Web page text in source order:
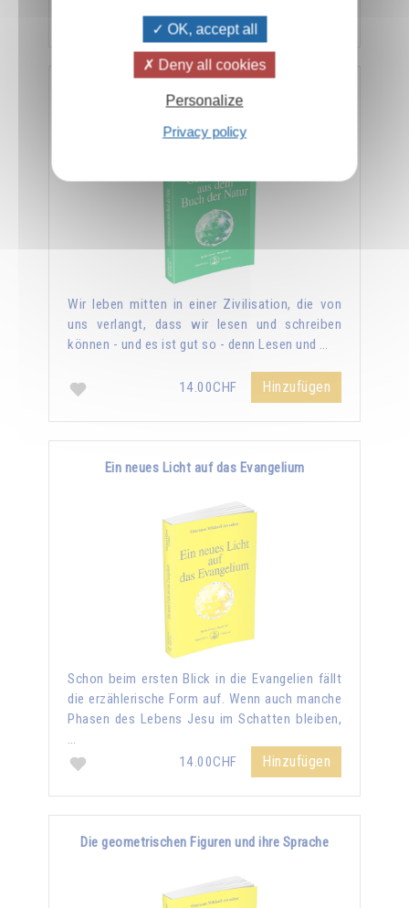
14.00CHF Hinzufügen
Geheimnisse aus dem Buch der Natur
Wir leben mitten in einer Zivilisation, die von
uns verlangt, dass wir lesen und schreiben
können - und es ist gut so - denn Lesen und …
14.00CHF Hinzufügen
Ein neues Licht auf das Evangelium
Schon beim ersten Blick in die Evangelien fällt
die erzählerische Form auf. Wenn auch manche
Phasen des Lebens Jesu im Schatten bleiben,
…
14.00CHF
Hinzufügen
Die geometrischen Figuren und ihre Sprache
OK, accept all
Deny all cookies
Personalize
Privacy policy